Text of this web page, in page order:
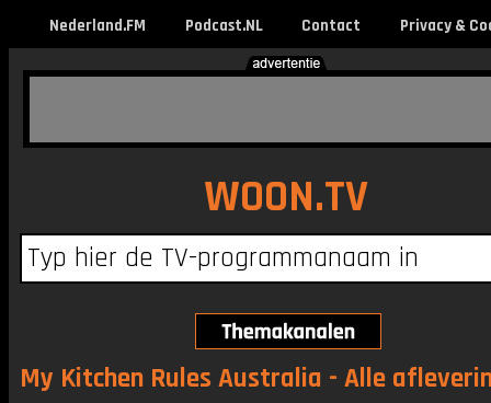
Nederland.FM Podcast.NL Contact Privacy &
WOON.TV
My Kitchen Rules Australia - Alle